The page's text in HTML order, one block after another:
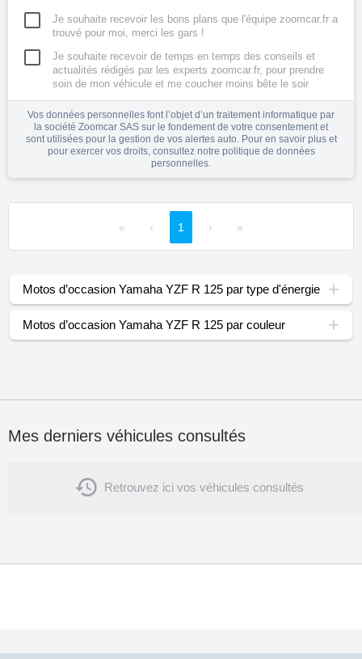
Je souhaite recevoir les bons plans que l'équipe zoomcar.fr a
trouvé pour moi, merci les gars !
Je souhaite recevoir de temps en temps des conseils et
actualités rédigés par les experts zoomcar.fr, pour prendre
soin de mon véhicule et me coucher moins bête le soir
Vos données personnelles font l’objet d’un traitement informatique par
la société Zoomcar SAS sur le fondement de votre consentement et
sont utilisées pour la gestion de vos alertes auto. Pour en savoir plus et
pour exercer vos droits, consultez notre politique de données
personnelles.
« ‹ 1 › »
Motos d’occasion Yamaha YZF R 125 par type d'énergie
Motos d’occasion Yamaha YZF R 125 par couleur
Mes derniers véhicules consultés
 Retrouvez ici vos véhicules consultés